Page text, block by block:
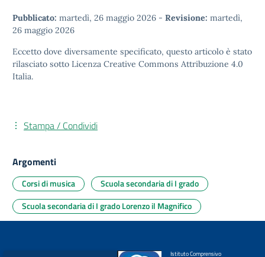
Pubblicato: martedì, 26 maggio 2026 - Revisione: martedì,
26 maggio 2026
Eccetto dove diversamente specificato, questo articolo è stato
rilasciato sotto Licenza Creative Commons Attribuzione 4.0
Italia.
Stampa / Condividi
Argomenti
Corsi di musica
Scuola secondaria di I grado
Scuola secondaria di I grado Lorenzo il Magnifico
Istituto Comprensivo